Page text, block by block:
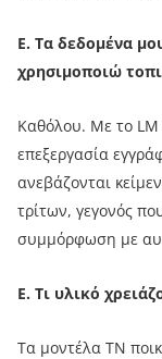
Ε. Τα δεδομένα
χρησιμοποιώ
Καθόλου. Με το LM
επεξεργασία
ανεβάζονται
τρίτων, γεγονός
συμμόρφωση με
Ε. Τι υλικό
Τα μοντέλα ΤΝ